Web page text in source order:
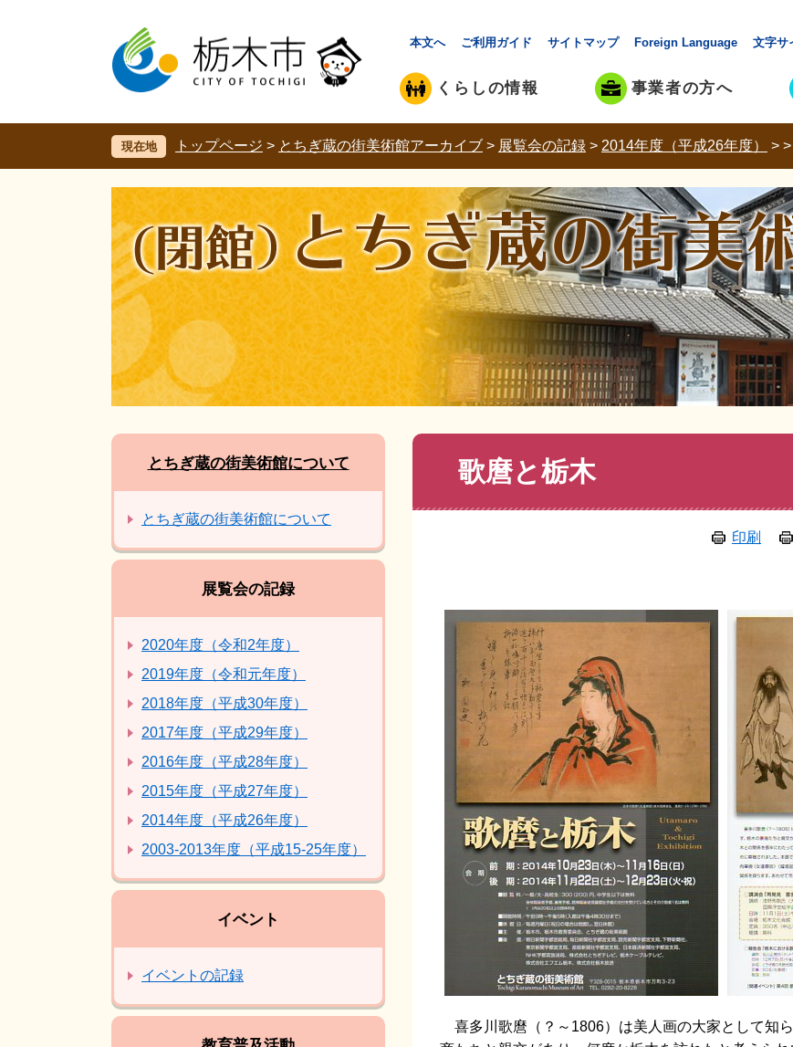
で
ば
本文へ ご利用ガイド サイトマップ Foreign Language 文字サ
くらしの情報 事業者の方へ
現在地 トップページ > とちぎ蔵の街美術館アーカイブ > 展覧会の記録 > 2014年度（平成26年度） > >
歌麿と栃木
印刷
喜多川歌麿（？～1806）は美人画の大家として知
とちぎ蔵の街美術館について
とちぎ蔵の街美術館について
展覧会の記録
2020年度（令和2年度）
2019年度（令和元年度）
2018年度（平成30年度）
2017年度（平成29年度）
2016年度（平成28年度）
2015年度（平成27年度）
2014年度（平成26年度）
2003-2013年度（平成15-25年度）
イベント
イベントの記録